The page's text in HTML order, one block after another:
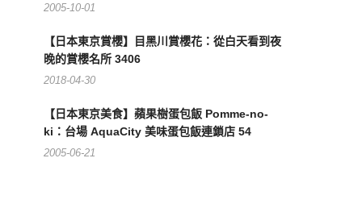
2005-10-01
【日本東京賞櫻】目黑川賞櫻花：從白天看到夜
晚的賞櫻名所 3406
2018-04-30
【日本東京美食】蘋果樹蛋包飯 Pomme-no-
ki：台場 AquaCity 美味蛋包飯連鎖店 54
2005-06-21